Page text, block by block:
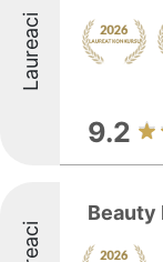
Laureaci
9.2
Beauty